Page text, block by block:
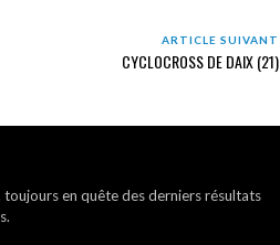
ARTICLE SUIVANT
CYCLOCROSS DE DAIX (21)
toujours en quête des derniers résultats